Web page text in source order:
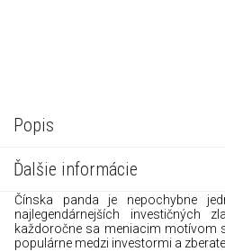
Popis
Ďalšie informácie
Čínska panda je nepochybne
najlegendárnejších investičných
každoročne sa meniacim motívom
populárne medzi investormi a